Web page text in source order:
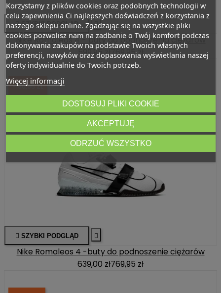
 SZYBKI PODGLĄD 
Nike Romaleos 4 - buty do podnoszenia ciężarów
599,95 zł769,95 zł
-130,95 ZŁ
 SZYBKI PODGLĄD 
Nike Romaleos 4 -buty do podnoszenie ciężarów
639,00 zł769,95 zł
Korzystamy z plików cookies oraz podobnych technologii w
celu zapewnienia Ci najlepszych doświadczeń z korzystania z
naszego sklepu online. Zgadzając się na wszystkie pliki
cookies pozwolisz nam na zadbanie o Twój komfort podczas
dokonywania zakupów na podstawie Twoich własnych
preferencji, nawyków oraz dopasowania wyświetlania naszej
oferty indywidualnie do Twoich potrzeb.
Więcej informacji
DOSTOSUJ PLIKI COOKIE
ODRZUĆ WSZYSTKO
AKCEPTUJĘ